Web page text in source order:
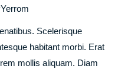
Scelerisque
habitant morbi. Erat
mollis aliquam. Diam